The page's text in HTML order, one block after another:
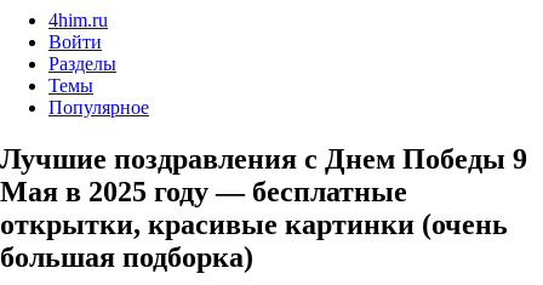
4him.ru
Войти
Разделы
Темы
Популярное
Лучшие поздравления с Днем Победы 9
Мая в 2025 году — бесплатные
открытки, красивые картинки (очень
большая подборка)